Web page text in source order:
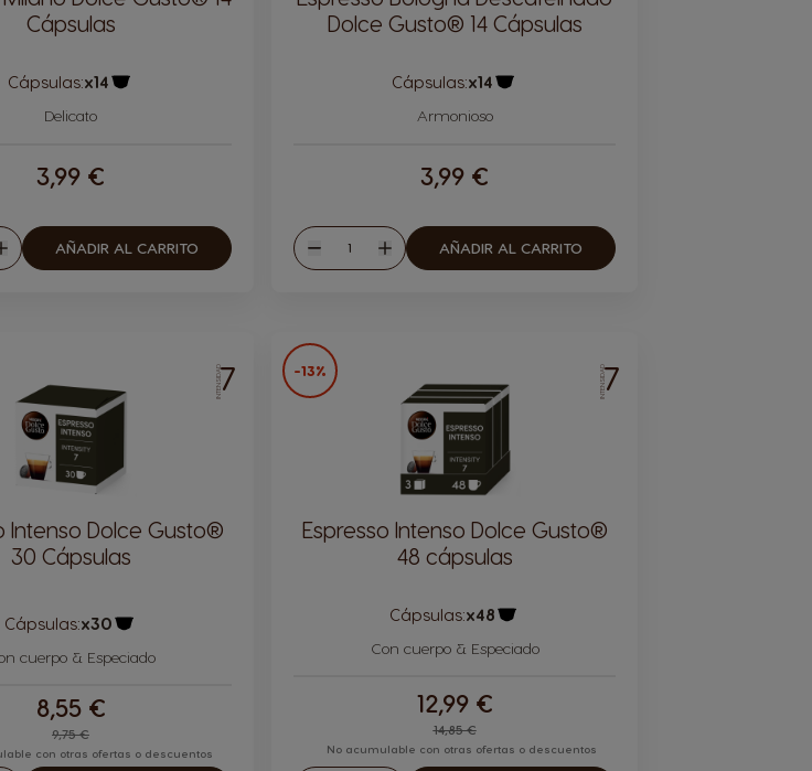
Cápsulas
Cápsulas:x14
Delicato
3,99 €
Aumentar
AÑADIR AL CARRITO
Dolce Gusto® 14 Cápsulas
Cápsulas:x14
Armonioso
3,99 €
Disminuir
Cantidad
Aumentar
AÑADIR AL CARRITO
INTENSIDAD7
Intenso Dolce Gusto®
30 Cápsulas
Cápsulas:x30
cuerpo & Especiado
9,75 €
8,55 €
con otras ofertas o descuentos
-13% INTENSIDAD7
Espresso Intenso Dolce Gusto®
48 cápsulas
Cápsulas:x48
Con cuerpo & Especiado
Regular Price
14,85 €
12,99 €
No acumulable con otras ofertas o descuentos